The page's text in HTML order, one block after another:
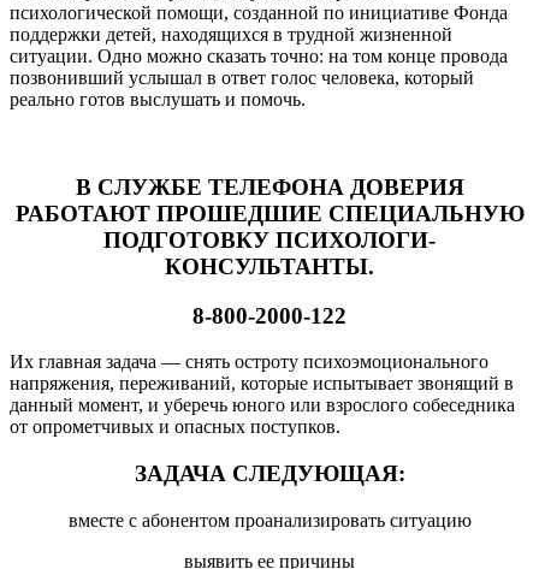
психологической помощи, созданной по инициативе Фонда
поддержки детей, находящихся в трудной жизненной
ситуации. Одно можно сказать точно: на том конце провода
позвонивший услышал в ответ голос человека, который
реально готов выслушать и помочь.
В СЛУЖБЕ ТЕЛЕФОНА ДОВЕРИЯ
РАБОТАЮТ ПРОШЕДШИЕ СПЕЦИАЛЬНУЮ
ПОДГОТОВКУ ПСИХОЛОГИ-
КОНСУЛЬТАНТЫ.
8-800-2000-122
Их главная задача — снять остроту психоэмоционального
напряжения, переживаний, которые испытывает звонящий в
данный момент, и уберечь юного или взрослого собеседника
от опрометчивых и опасных поступков.
ЗАДАЧА СЛЕДУЮЩАЯ:
вместе с абонентом проанализировать ситуацию
выявить ее причины